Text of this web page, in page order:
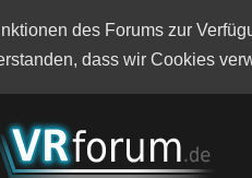
des Forums zur
dass wir Cookies